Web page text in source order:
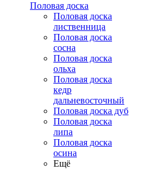
Половая доска
Половая доска
лиственница
Половая доска
сосна
Половая доска
ольха
Половая доска
кедр
дальневосточный
Половая доска дуб
Половая доска
липа
Половая доска
осина
Ещё